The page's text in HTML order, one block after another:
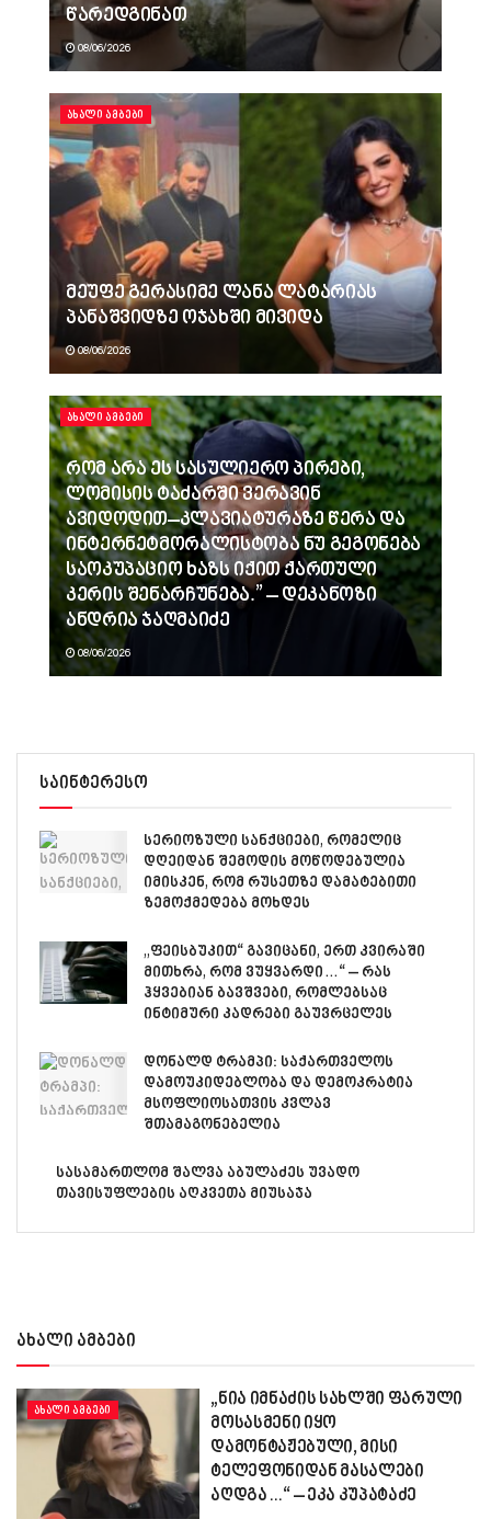
წარედგინათ
08/06/2026
ᲐᲮᲐᲚᲘ ᲐᲛᲑᲔᲑᲘ
მეუფე გერასიმე ლანა ლატარიას
პანაშვიდზე ოჯახში მივიდა
08/06/2026
ᲐᲮᲐᲚᲘ ᲐᲛᲑᲔᲑᲘ
რომ არა ეს სასულიერო პირები,
ლომისის ტაძარში ვერავინ
ავიდოდით–კლავიატურაზე წერა და
ინტერნეტმორალისტობა ნუ გეგონება
საოკუპაციო ხაზს იქით ქართული
კერის შენარჩუნება.” – დეკანოზი
ანდრია ჯაღმაიძე
08/06/2026
საინტერესო
სერიოზული სანქციები, რომელიც
დღეიდან შემოდის მოწოდებულია
იმისკენ, რომ რუსეთზე დამატებითი
ზემოქმედება მოხდეს
„ფეისბუკით“ გავიცანი, ერთ კვირაში
მითხრა, რომ ვუყვარდი…“ – რას
ჰყვებიან ბავშვები, რომლებსაც
ინტიმური კადრები გაუვრცელეს
დონალდ ტრამპი: საქართველოს
დამოუკიდებლობა და დემოკრატია
მსოფლიოსათვის კვლავ
შთამაგონებელია
სასამართლომ შალვა აბულაძეს უვადო
თავისუფლების აღკვეთა მიუსაჯა
ახალი ამბები
ᲐᲮᲐᲚᲘ ᲐᲛᲑᲔᲑᲘ
„ნია იმნაძის სახლში ფარული
მოსასმენი იყო
დამონტაჟებული, მისი
ტელეფონიდან მასალები
აღდგა…“ – ეკა კუპატაძე